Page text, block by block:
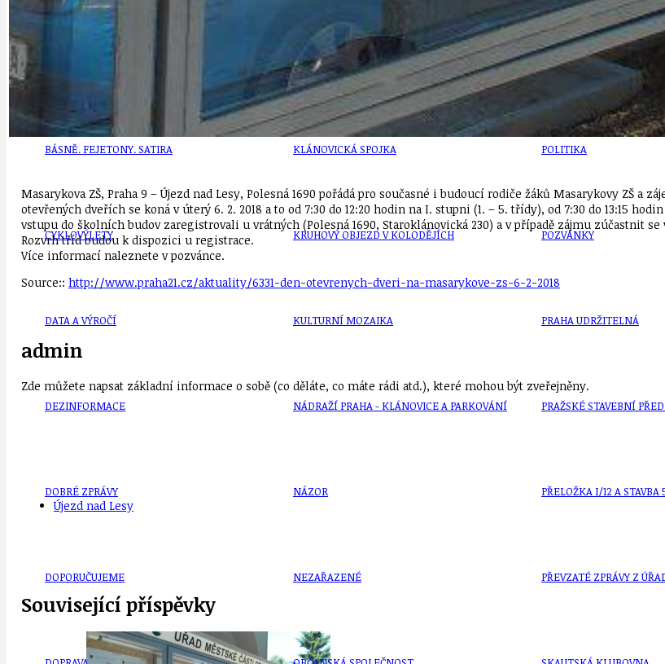
BÁSNĚ. FEJETONY. SATIRA
CYKLOVÝLETY
DATA A VÝROČÍ
DEZINFORMACE
DOBRÉ ZPRÁVY
DOPORUČUJEME
JEDNOU VĚTOU
KLÁNOVICKÁ SPOJKA
KRUHOVÝ OBJEZD V KOLODĚJÍCH
KULTURNÍ MOZAIKA
NÁDRAŽÍ PRAHA - KLÁNOVICE A PARKOVÁNÍ
NÁZOR
NEZAŘAZENÉ
PETICE, VÝZVY,
POLITIKA
POZVÁNKY
PRAHA UDRŽITELNÁ
PRAŽSKÉ STAVEBNÍ
PŘELOŽKA I/12 A STAVBA
PŘEVZATÉ ZPRÁVY Z
Masarykova ZŠ, Praha 9 – Újezd nad Lesy, Polesná 1690 pořádá pro současné i budoucí rodiče žáků Masarykovy ZŠ a
otevřených dveřích se koná v úterý 6. 2. 2018 a to od 7:30 do 12:20 hodin na I. stupni (1. – 5. třídy), od 7:30 do 13:15
vstupu do školních budov zaregistrovali u vrátných (Polesná 1690, Staroklánovická 230) a v případě zájmu zúčastnit
Rozvrh tříd budou k dispozici u registrace.
Více informací naleznete v pozvánce.
Source:: http://www.praha21.cz/aktuality/6331-den-otevrenych-dveri-na-masarykove-zs-6-2-2018
admin
Zde můžete napsat základní informace o sobě (co děláte, co máte rádi atd.), které mohou být zveřejněny.
Újezd nad Lesy
Související příspěvky